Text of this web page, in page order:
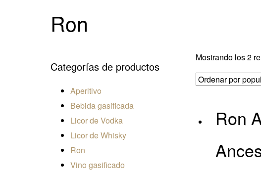
Ron
Mostrando los 2
Ron
Categorías de productos
Aperitivo
Bebida gasificada
Licor de Vodka
Licor de Whisky
Ron
Vino gasificado